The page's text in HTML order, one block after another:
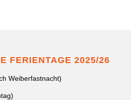
FERIENTAGE 2025/26
Weiberfastnacht)